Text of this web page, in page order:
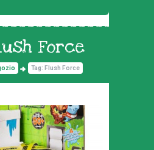
Force
Tag: Flush Force